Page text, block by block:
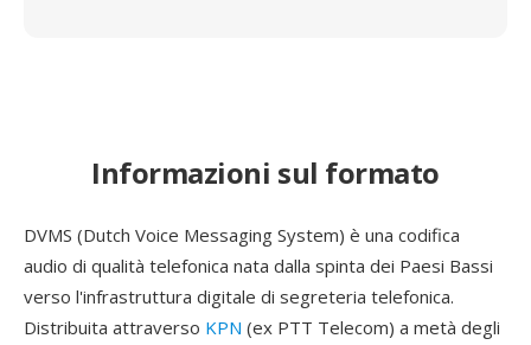
Informazioni sul formato
DVMS (Dutch Voice Messaging System) è una codifica
audio di qualità telefonica nata dalla spinta dei Paesi Bassi
verso l'infrastruttura digitale di segreteria telefonica.
Distribuita attraverso KPN (ex PTT Telecom) a metà degli